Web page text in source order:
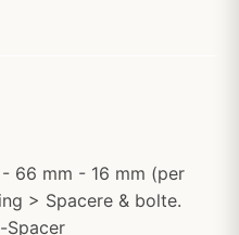
66 mm - 16 mm (per
> Spacere & bolte.
Spacer